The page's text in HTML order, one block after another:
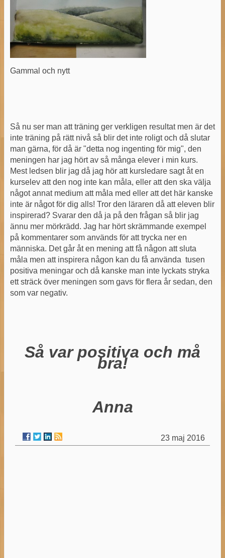
Gammal och nytt
Så nu ser man att träning ger verkligen resultat men är det
inte träning på rätt nivå så blir det inte roligt och då slutar
man gärna, för då är "detta nog ingenting för mig", den
meningen har jag hört av så många elever i min kurs.
Mest ledsen blir jag då jag hör att kursledare sagt åt en
kurselev att den nog inte kan måla, eller att den ska välja
något annat medium att måla med eller att det här kanske
inte är något för dig alls! Tror den läraren då att eleven blir
inspirerad? Svarar den då ja på den frågan så blir jag
ännu mer mörkrädd. Jag har hört skrämmande exempel
på kommentarer som används för att trycka ner en
människa. Det går åt en mening att få någon att sluta
måla men att inspirera någon kan du få använda tusen
positiva meningar och då kanske man inte lyckats stryka
ett sträck över meningen som gavs för flera år sedan, den
som var negativ.
Så var positiva och må
bra!
Anna
23 maj 2016